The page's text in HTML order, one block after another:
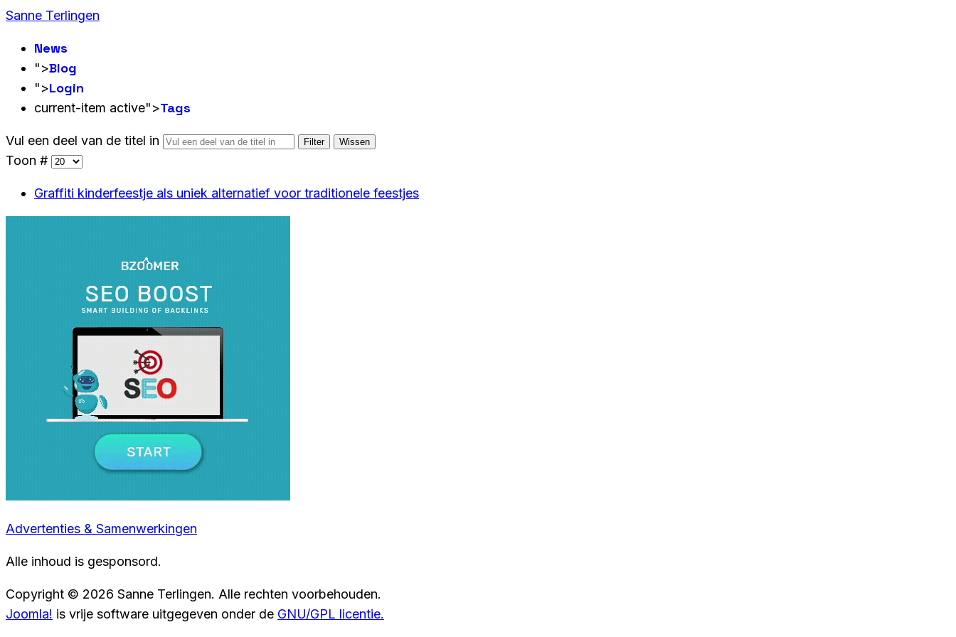
Sanne Terlingen
News
">Blog
">Login
current-item active">Tags
Vul een deel van de titel in Filter Wissen
Toon #
Graffiti kinderfeestje als uniek alternatief voor traditionele feestjes
Advertenties & Samenwerkingen
Alle inhoud is gesponsord.
Copyright © 2026 Sanne Terlingen. Alle rechten voorbehouden.
Joomla! is vrije software uitgegeven onder de GNU/GPL licentie.